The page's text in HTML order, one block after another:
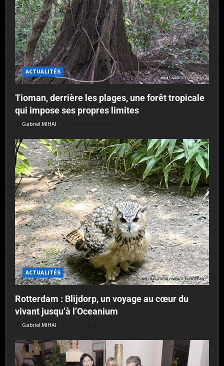
ACTUALITÉS
Tioman, derrière les plages, une forêt tropicale
qui impose ses propres limites
Gabriel MIHAI
ACTUALITÉS
Rotterdam : Blijdorp, un voyage au cœur du
vivant jusqu’à l’Oceanium
Gabriel MIHAI